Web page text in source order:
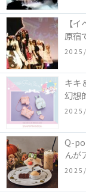
【
原宿
キキ
幻想
ツイ
Q-
んが
ーキ
「